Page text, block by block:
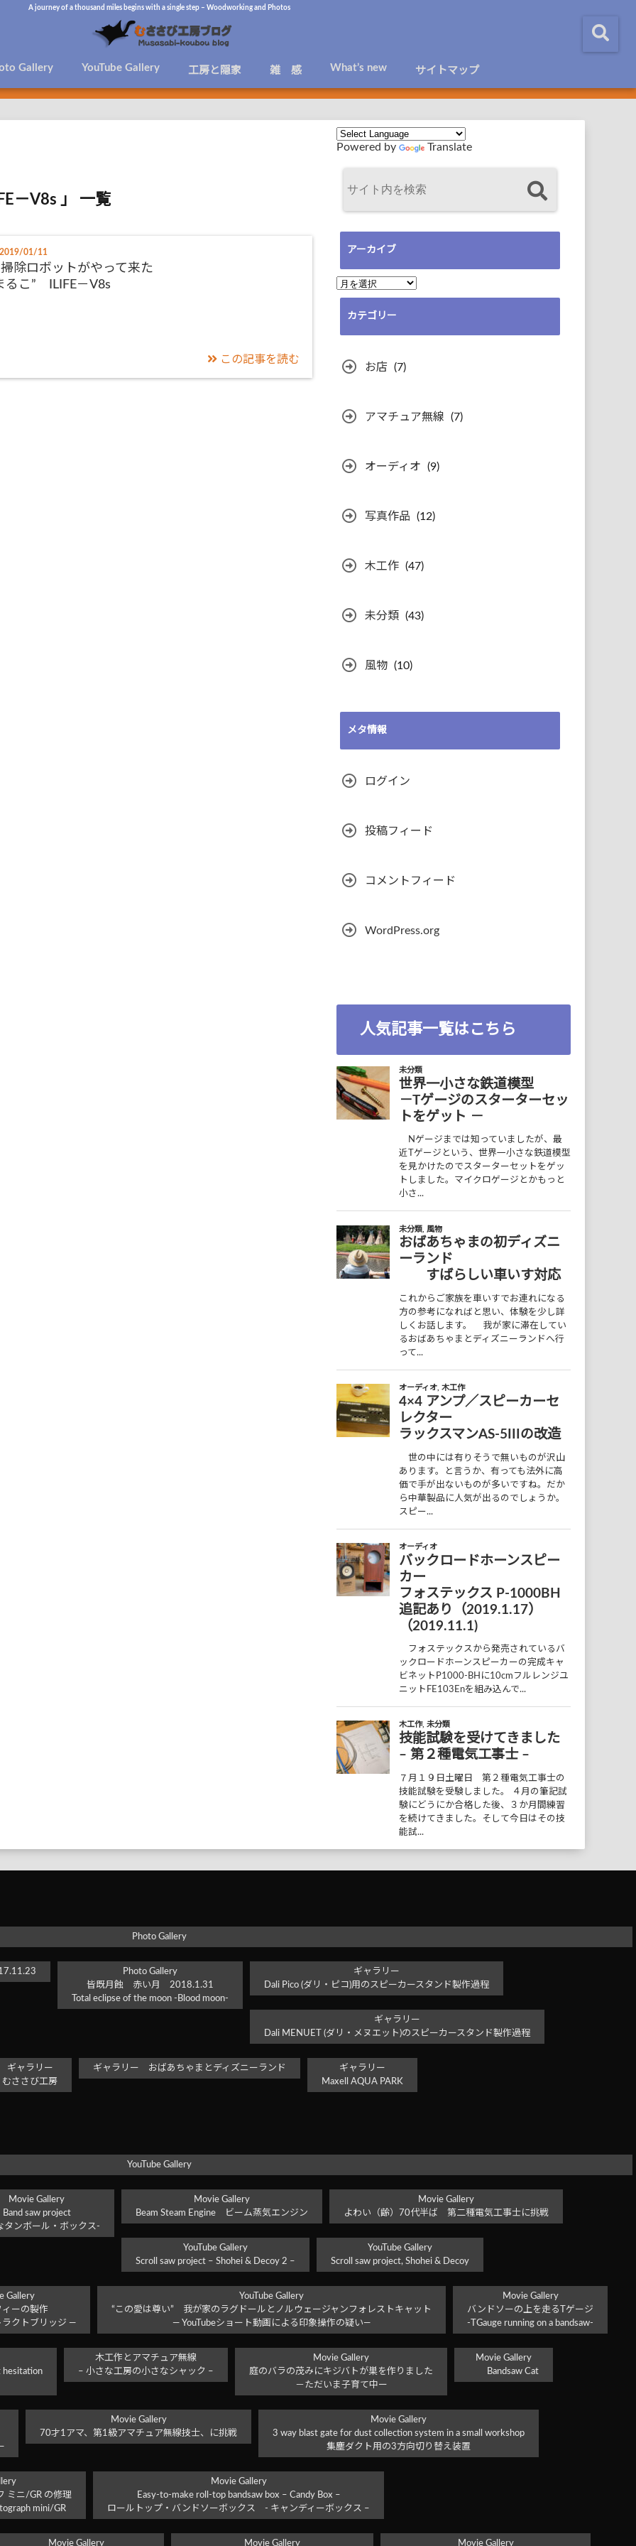
A journey of a thousand miles begins with a single step – Woodworking and Photos
Gallery YouTube Gallery 工房と隠家 雑 感 What’s new サイトマップ
－V8s 」 一覧
01/11
除ロボットがやって来た
るこ” ILIFE－V8s
この記事を読む
Powered by Translate
アーカイブ
ア
ー
イ
カテゴリー
お店 (7)
アマチュア無線 (7)
オーディオ (9)
写真作品 (12)
木工作 (47)
未分類 (43)
風物 (10)
メタ情報
ログイン
投稿フィード
コメントフィード
WordPress.org
人気記事一覧はこちら
Photo Gallery
Photo Gallery
皆既月蝕 赤い月 2018.1.31
Total eclipse of the moon -Blood moon-
ギャラリー
Dali Pico (ダリ・ピコ)用のスピーカースタンド製作過程
ギャラリー
Dali MENUET (ダリ・メヌエット)のスピーカースタンド製作過程
ギャラリー
むささび工房
ギャラリー おばあちゃまとディズニーランド
ギャラリー
Maxell AQUA PARK
YouTube Gallery
Movie Gallery
Band saw project
タンボール・ボックス-
Movie Gallery
Beam Steam Engine ビーム蒸気エンジン
Movie Gallery
よわい（齢）70代半ば 第二種電気工事士に挑戦
YouTube Gallery
Scroll saw project – Shohei & Decoy 2 –
YouTube Gallery
Scroll saw project, Shohei & Decoy
Gallery
ーの製作
クトブリッジ ―
YouTube Gallery
“この愛は尊い” 我が家のラグドールとノルウェージャンフォレストキャット
― YouTubeショート動画による印象操作の疑い―
Movie Gallery
バンドソーの上を走るTゲージ
-TGauge running on a bandsaw-
hesitation
木工作とアマチュア無線
– 小さな工房の小さなシャック –
Movie Gallery
庭のバラの茂みにキジバトが巣を作りました
－ただいま子育て中ー
Movie Gallery
Bandsaw Cat
Movie Gallery
70才1アマ、第1級アマチュア無線技士、に挑戦
Movie Gallery
3 way blast gate for dust collection system in a small workshop
集塵ダクト用の3方向切り替え装置
ミニ/GR の修理
mini/GR
Movie Gallery
Easy-to-make roll-top bandsaw box – Candy Box –
ロールトップ・バンドソーボックス - キャンディーボックス –
Movie Gallery Movie Gallery Movie Gallery